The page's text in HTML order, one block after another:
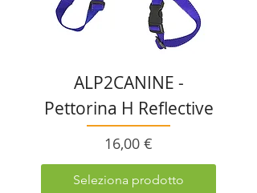
ALP2CANINE -
Pettorina H Reflective
Prezzo
16,00 €
Seleziona prodotto